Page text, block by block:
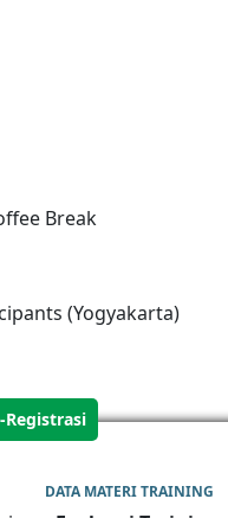
Break
(Yogyakarta)
Registrasi
DATA MATERI TRAINING